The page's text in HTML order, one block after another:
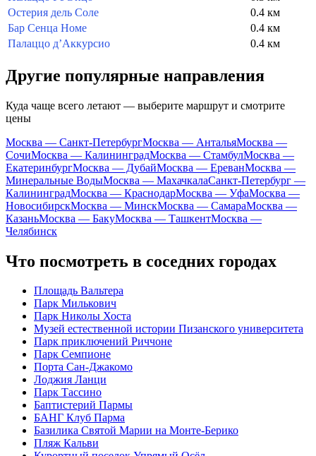
Остерия дель Соле
0.4 км
Бар Сенца Номе
0.4 км
Палаццо д’Аккурсио
0.4 км
Другие популярные направления
Куда чаще всего летают — выберите маршрут и смотрите
цены
Москва — Санкт-ПетербургМосква — АнтальяМосква —
СочиМосква — КалининградМосква — СтамбулМосква —
ЕкатеринбургМосква — ДубайМосква — ЕреванМосква —
Минеральные ВодыМосква — МахачкалаСанкт-Петербург —
КалининградМосква — КраснодарМосква — УфаМосква —
НовосибирскМосква — МинскМосква — СамараМосква —
КазаньМосква — БакуМосква — ТашкентМосква —
Челябинск
Что посмотреть в соседних городах
Площадь Вальтера
Парк Милькович
Парк Николы Хоста
Музей естественной истории Пизанского университета
Парк приключений Риччоне
Парк Семпионе
Порта Сан-Джакомо
Лоджия Ланци
Парк Тассино
Баптистерий Пармы
БАНГ Клуб Парма
Базилика Святой Марии на Монте-Берико
Пляж Кальви